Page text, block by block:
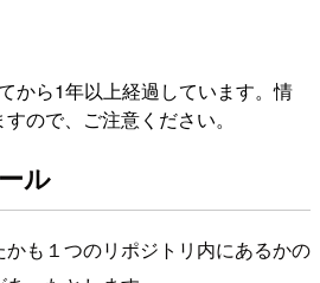
から1年以上経過しています。情
ので、ご注意ください。
ル
も１つのリポジトリ内にあるかの